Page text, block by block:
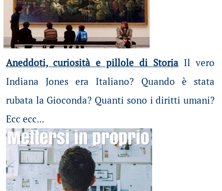
Aneddoti, curiosità e pillole di Storia Il vero
Indiana Jones era Italiano? Quando è stata
rubata la Gioconda? Quanti sono i diritti umani?
Ecc ecc...